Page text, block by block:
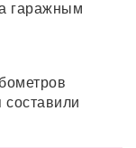
гаражным
составили